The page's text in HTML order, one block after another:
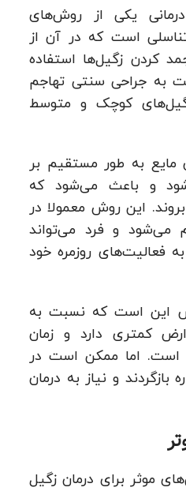
درمانی یکی از روش‌های
است که در آن از
کردن زگیل‌ها استفاده
به جراحی سنتی تهاجم
کوچک و متوسط
مایع به طور مستقیم بر
و باعث می‌شود که
این روش معمولا در
می‌شود و فرد می‌تواند
فعالیت‌های روزمره خود
این است که نسبت به
کمتری دارد و زمان
است. اما ممکن است در
بازگردند و نیاز به درمان
موثر برای درمان زگیل